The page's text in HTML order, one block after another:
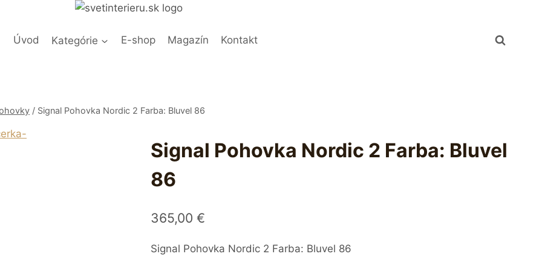
Úvod Kategórie E-shop Magazín Kontakt
/ Signal Pohovka Nordic 2 Farba: Bluvel 86
Signal Pohovka Nordic 2 Farba: Bluvel
86
365,00 €
Signal Pohovka Nordic 2 Farba: Bluvel 86